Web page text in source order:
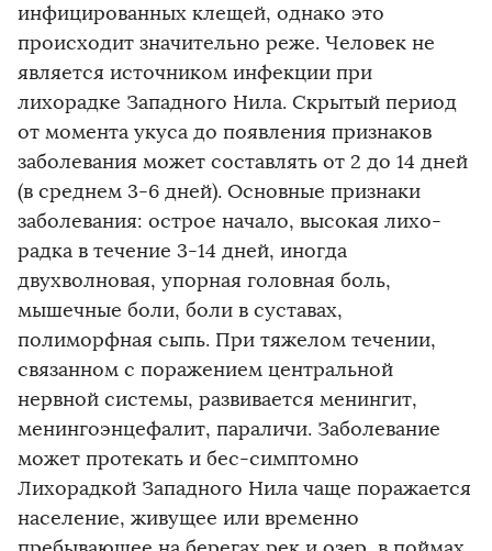
инфицированных клещей, однако это
происходит значительно реже. Человек не
является источником инфекции при
лихорадке Западного Нила. Скрытый период
от момента укуса до появления признаков
заболевания может составлять от 2 до 14 дней
(в среднем 3-6 дней). Основные признаки
заболевания: острое начало, высокая лихо-
радка в течение 3-14 дней, иногда
двухволновая, упорная головная боль,
мышечные боли, боли в суставах,
полиморфная сыпь. При тяжелом течении,
связанном с поражением центральной
нервной системы, развивается менингит,
менингоэнцефалит, параличи. Заболевание
может протекать и бес-симптомно
Лихорадкой Западного Нила чаще поражается
население, живущее или временно